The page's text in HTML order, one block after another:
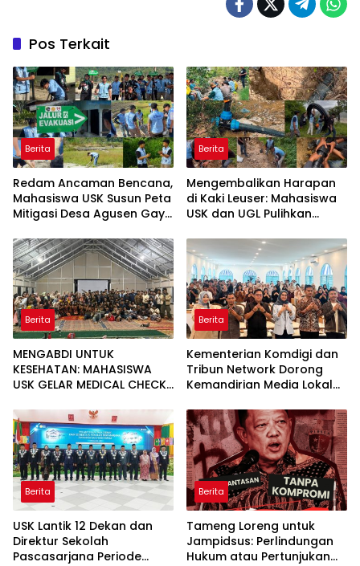
Pos Terkait
Berita
Redam Ancaman Bencana,
Mahasiswa USK Susun Peta
Mitigasi Desa Agusen Gayo
Berita
Mengembalikan Harapan
di Kaki Leuser: Mahasiswa
USK dan UGL Pulihkan
Agusen
Berita
MENGABDI UNTUK
KESEHATAN: MAHASISWA
USK GELAR MEDICAL CHECK
DESA AGUSEN
Berita
Kementerian Komdigi dan
Tribun Network Dorong
Kemandirian Media Lokal
Aceh
Berita
USK Lantik 12 Dekan dan
Direktur Sekolah
Pascasarjana Periode
Berita
Tameng Loreng untuk
Jampidsus: Perlindungan
Hukum atau Pertunjukan